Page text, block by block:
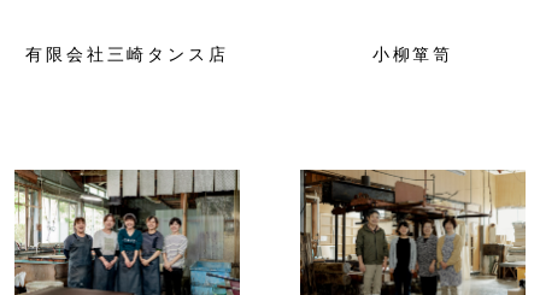
有限会社三崎タンス店 小柳箪笥